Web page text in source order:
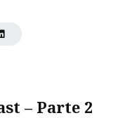
– Parte 2